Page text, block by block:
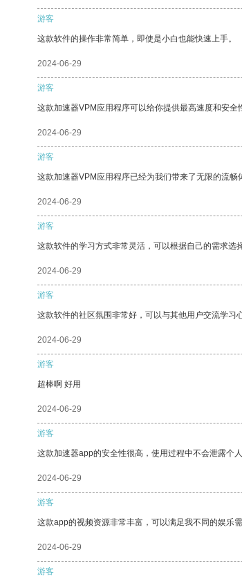
游客
这款软件的操作非常简单，即使是小白也能快速上手。
2024-06-29
游客
这款加速器VPM应用程序可以给你提供最高速度和安全
2024-06-29
游客
这款加速器VPM应用程序已经为我们带来了无限的流畅
2024-06-29
游客
这款软件的学习方式非常灵活，可以根据自己的需求选
2024-06-29
游客
这款软件的社区氛围非常好，可以与其他用户交流学习心
2024-06-29
游客
超棒啊 好用
2024-06-29
游客
这款加速器app的安全性很高，使用过程中不会泄露个
2024-06-29
游客
这款app的视频资源非常丰富，可以满足我不同的娱乐需
2024-06-29
游客